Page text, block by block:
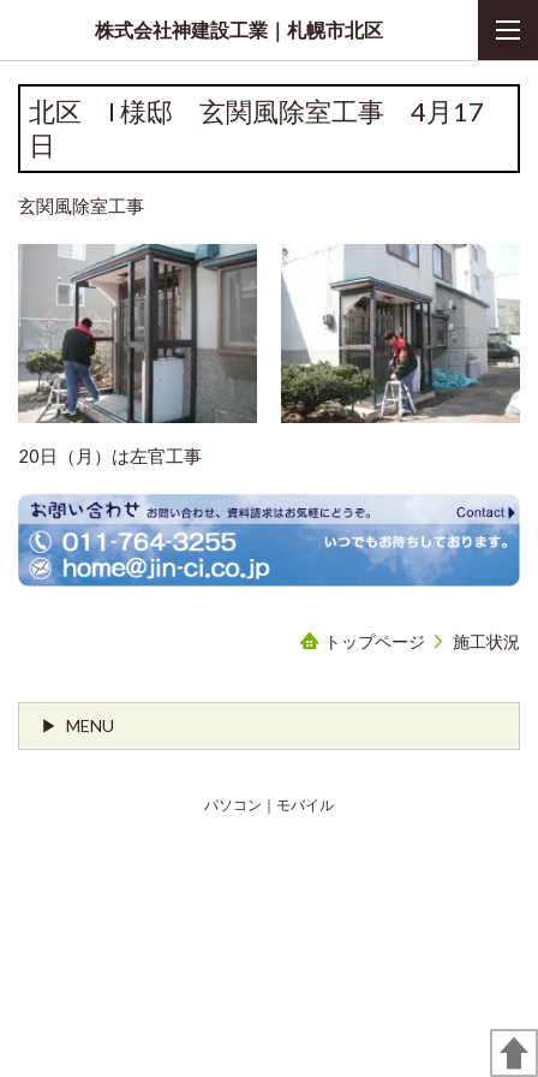
株式会社神建設工業｜札幌市北区
北区 I 様邸 玄関風除室工事 4月17
日
玄関風除室工事
20日（月）は左官工事
トップページ 施工状況
MENU
パソコン ｜モバイル